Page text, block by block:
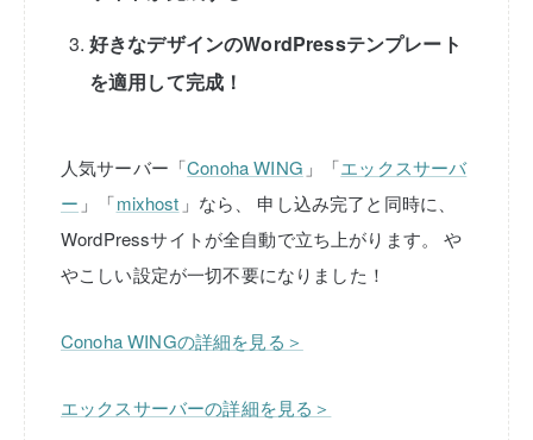
好きなデザインのWordPressテンプレート
を適用して完成！
人気サーバー「Conoha WING 」「エックスサーバ
ー 」「mixhost 」なら、
申し込み完了と同時に、
WordPressサイトが全自動で立ち上がります。
や
やこしい設定が一切不要になりました！
Conoha WINGの詳細を見る＞
エックスサーバーの詳細を見る＞